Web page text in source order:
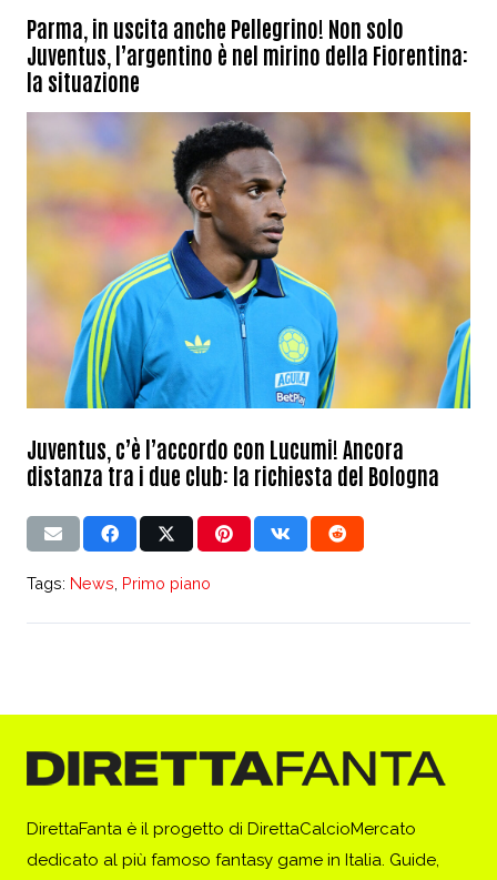
Parma, in uscita anche Pellegrino! Non solo
Juventus, l’argentino è nel mirino della Fiorentina:
la situazione
Juventus, c’è l’accordo con Lucumi! Ancora
distanza tra i due club: la richiesta del Bologna
Tags: News Primo piano
DirettaFanta è il progetto di DirettaCalcioMercato
dedicato al più famoso fantasy game in Italia. Guide,